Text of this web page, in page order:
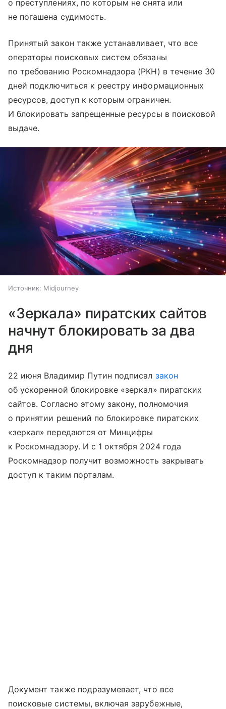
о преступлениях, по которым не снята или
не погашена судимость.
Принятый закон также устанавливает, что все
операторы поисковых систем обязаны
по требованию Роскомнадзора (РКН) в течение 30
дней подключиться к реестру информационных
ресурсов, доступ к которым ограничен.
И блокировать запрещенные ресурсы в поисковой
выдаче.
Источник: Midjourney
«Зеркала» пиратских сайтов
начнут блокировать за два
дня
22 июня Владимир Путин подписал закон
об ускоренной блокировке «зеркал» пиратских
сайтов. Согласно этому закону, полномочия
о принятии решений по блокировке пиратских
«зеркал» передаются от Минцифры
к Роскомнадзору. И с 1 октября 2024 года
Роскомнадзор получит возможность закрывать
доступ к таким порталам.
Документ также подразумевает, что все
поисковые системы, включая зарубежные,